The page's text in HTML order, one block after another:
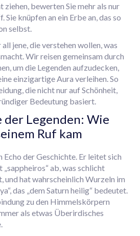
ziehen, bewerten Sie mehr als nur
Sie knüpfen an ein Erbe an, das so
selbst.
jene, die verstehen wollen, was
Wir reisen gemeinsam durch
um die Legenden aufzudecken,
einzigartige Aura verleihen. So
die nicht nur auf Schönheit,
Bedeutung basiert.
der Legenden: Wie
Ruf kam
Echo der Geschichte. Er leitet sich
ab, was schlicht
und hat wahrscheinlich Wurzeln im
das „dem Saturn heilig“ bedeutet.
zu den Himmelskörpern
als etwas Überirdisches